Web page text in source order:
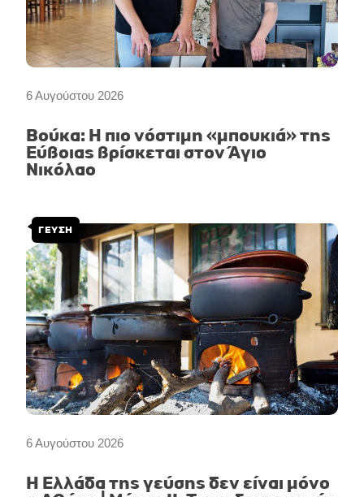
6 Αυγούστου 2026
Βούκα: Η πιο νόστιμη «μπουκιά» της
Εύβοιας βρίσκεται στον Άγιο
Νικόλαο
6 Αυγούστου 2026
ΓΕΥΣΗ
Η Ελλάδα της γεύσης δεν είναι μόνο